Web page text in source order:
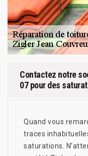
Contactez notre
07 pour des
Quand vous
traces
saturations.